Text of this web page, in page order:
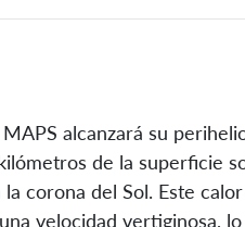
alcanzará su
de la superficie
corona del Sol. Este
velocidad vertiginosa,